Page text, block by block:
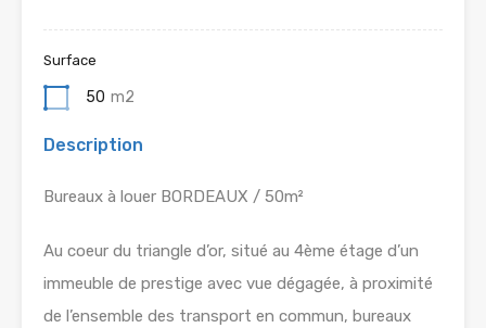
Surface
50 m2
Description
Bureaux à louer BORDEAUX / 50m²
Au coeur du triangle d’or, situé au 4ème étage d’un
immeuble de prestige avec vue dégagée, à proximité
de l’ensemble des transport en commun, bureaux